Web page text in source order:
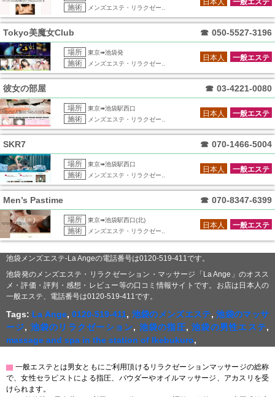
施術 メンズエステ・リラクゼー..
一般エステ
日本人
Tokyo美魔女Club ☎ 050-5527-3196
場所 東京➠池袋発
施術 メンズエステ・リラクゼー..
一般エステ
日本人
彼女の部屋 ☎ 03-4221-0080
場所 東京➠池袋駅西口
施術 メンズエステ・リラクゼー..
一般エステ
日本人
SKR7 ☎ 070-1466-5004
場所 東京➠池袋駅西口
施術 メンズエステ・リラクゼー..
一般エステ
日本人
Men’s Pastime ☎ 070-8347-6399
場所 東京➠池袋駅西口(北)
施術 メンズエステ・リラクゼー..
一般エステ
日本人
池袋メンズエステ-La Angeの電話番号は0120-519-411です。
池袋発のメンズエステ・リラクゼーション・マッサージ「La Ange」のオスス
メ・評価・評判・感想・レビュー等の口コミ情報サイトです。お店は日本人の
一般エステ、電話番号は0120-519-411です。
Tags: La Ange,0120-519-411, 池袋のメンズエステ,池袋のマッサ
ージ, 池袋のリラクゼーション, 池袋の指圧,池袋の男性エステ,
massage and spa in the station of Ikebukuro,
▇ 一般エステとは男女ともにご利用頂けるリラクゼーションマッサージの総称
で、女性セラピストによる指圧、パウダーやオイルマッサージ、アカスリを受
けられます。